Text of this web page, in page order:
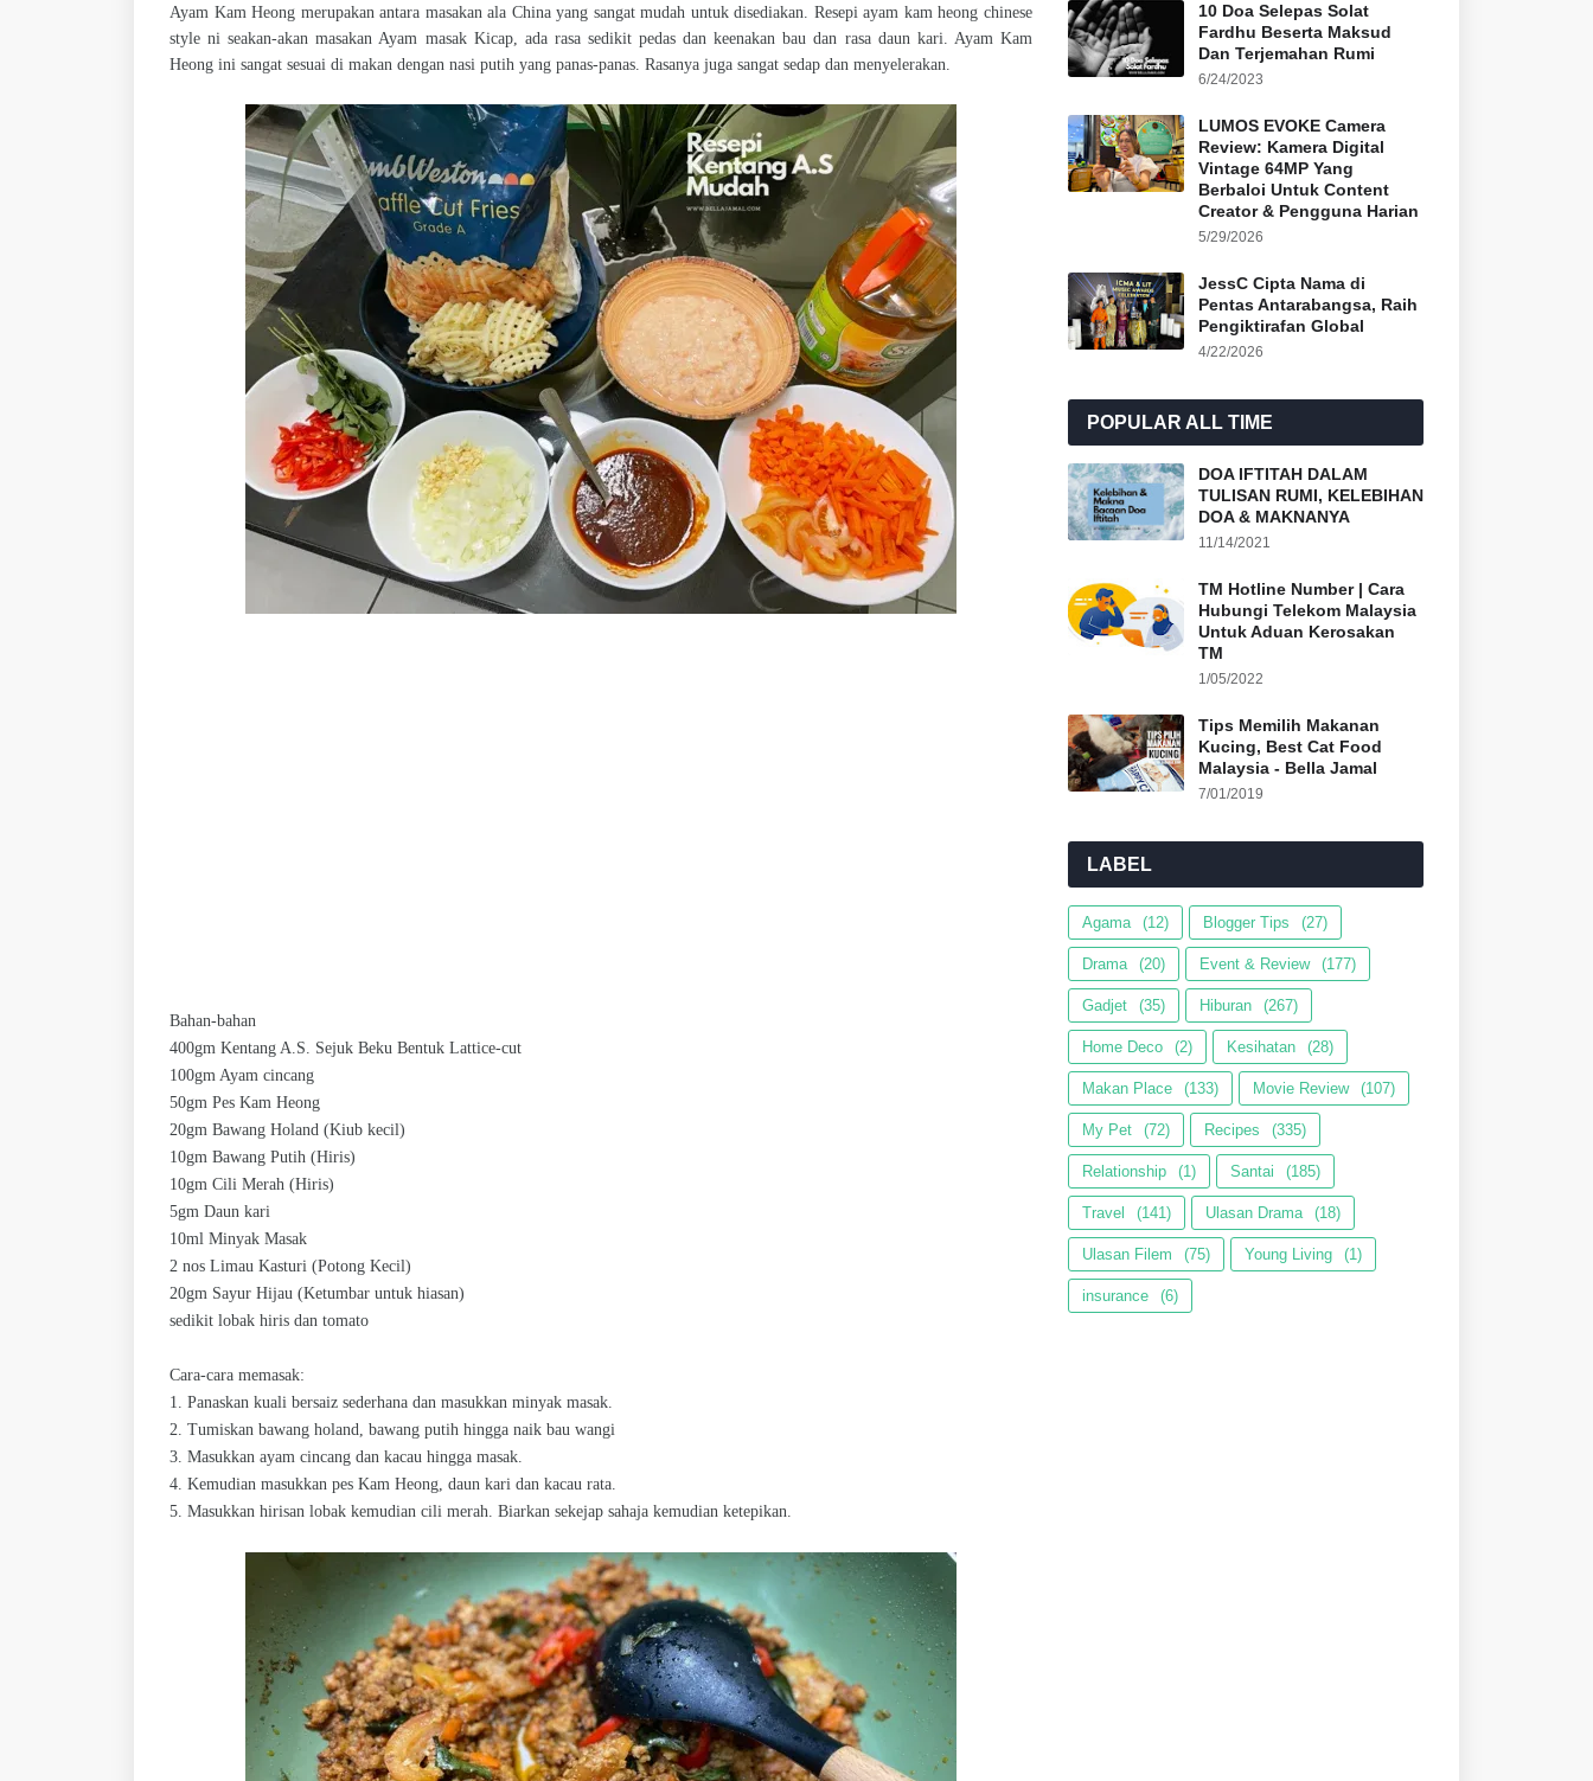
Ayam Kam Heong merupakan antara masakan ala China yang sangat mudah untuk disediakan. Resepi ayam kam heong chinese
style ni seakan-akan masakan Ayam masak Kicap, ada rasa sedikit pedas dan keenakan bau dan rasa daun kari. Ayam Kam
Heong ini sangat sesuai di makan dengan nasi putih yang panas-panas. Rasanya juga sangat sedap dan menyelerakan.
Bahan-bahan
400gm Kentang A.S. Sejuk Beku Bentuk Lattice-cut
100gm Ayam cincang
50gm Pes Kam Heong
20gm Bawang Holand (Kiub kecil)
10gm Bawang Putih (Hiris)
10gm Cili Merah (Hiris)
5gm Daun kari
10ml Minyak Masak
2 nos Limau Kasturi (Potong Kecil)
20gm Sayur Hijau (Ketumbar untuk hiasan)
sedikit lobak hiris dan tomato
Cara-cara memasak:
1. Panaskan kuali bersaiz sederhana dan masukkan minyak masak.
2. Tumiskan bawang holand, bawang putih hingga naik bau wangi
3. Masukkan ayam cincang dan kacau hingga masak.
4. Kemudian masukkan pes Kam Heong, daun kari dan kacau rata.
5. Masukkan hirisan lobak kemudian cili merah. Biarkan sekejap sahaja kemudian ketepikan.
10 Doa Selepas Solat
Fardhu Beserta Maksud
Dan Terjemahan Rumi
6/24/2023
LUMOS EVOKE Camera
Review: Kamera Digital
Vintage 64MP Yang
Berbaloi Untuk Content
Creator & Pengguna Harian
5/29/2026
JessC Cipta Nama di
Pentas Antarabangsa, Raih
Pengiktirafan Global
4/22/2026
POPULAR ALL TIME
DOA IFTITAH DALAM
TULISAN RUMI, KELEBIHAN
DOA & MAKNANYA
11/14/2021
TM Hotline Number | Cara
Hubungi Telekom Malaysia
Untuk Aduan Kerosakan
TM
1/05/2022
Tips Memilih Makanan
Kucing, Best Cat Food
Malaysia - Bella Jamal
7/01/2019
LABEL
Agama (12) Blogger Tips (27)
Drama (20) Event & Review (177)
Gadjet (35) Hiburan (267)
Home Deco (2) Kesihatan (28)
Makan Place (133) Movie Review (107)
My Pet (72) Recipes (335)
Relationship (1) Santai (185)
Travel (141) Ulasan Drama (18)
Ulasan Filem (75) Young Living (1)
insurance (6)